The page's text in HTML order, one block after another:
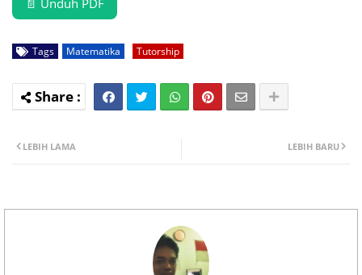
Tags Matematika Tutorship
LEBIH BARU
LEBIH LAMA